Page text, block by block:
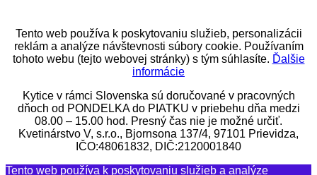
Tento web používa k poskytovaniu služieb, personalizácii
reklám a analýze návštevnosti súbory cookie. Používaním
tohoto webu (tejto webovej stránky) s tým súhlasíte. Ďalšie
informácie
Kytice v rámci Slovenska sú doručované v pracovných
dňoch od PONDELKA do PIATKU v priebehu dňa medzi
08.00 – 15.00 hod. Presný čas nie je možné určiť.
Kvetinárstvo V, s.r.o., Bjornsona 137/4, 97101 Prievidza,
IČO:48061832, DIČ:2120001840
Tento web používa k poskytovaniu služieb a analýze